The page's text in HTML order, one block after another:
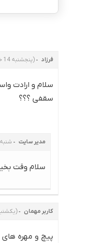
فرزاد (پنجشنبه 14 خرداد 1405 - 16:15)
سقفی ؟؟؟
مدیر سایت شنبه 16 خرداد 1405 - 11:15
سلام وقت
کاربر مهمان (یکشنبه 28 دی 1404 -
پیچ و مهره